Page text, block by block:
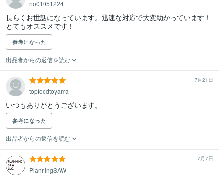
rio01051224
長らくお世話になっています。迅速な対応で大変助かっています！
とてもオススメです！
参考になった
出品者からの返信を読む
7月21日
topfoodtoyama
いつもありがとうございます。
参考になった
出品者からの返信を読む
7月7日
PlanningSAW